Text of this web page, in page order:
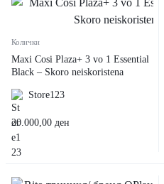
Колички
Maxi Cosi Plaza+ 3 vo 1 Essential
Black – Skoro neiskoristena
Store123
20.000,00 ден